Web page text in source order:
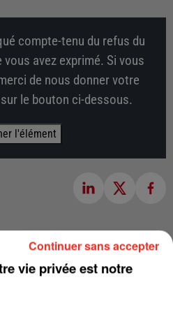
compte-tenu du refus du
avez exprimé. Si vous
de nous donner votre
le bouton ci-dessous.
l'élément
vie privée est notre
Continuer sans accepter